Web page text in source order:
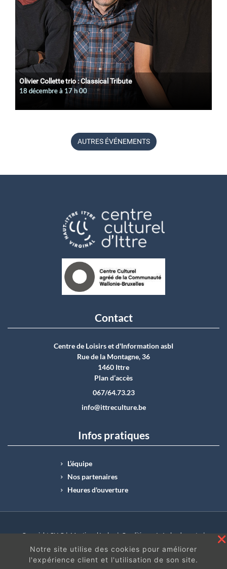
Olivier Collette trio : Classical Tribute
18 décembre à 17 h 00
AUTRES ÉVÉNEMENTS
Contact
Centre de Loisirs et d'Information asbI
Rue de la Montagne, 36
1460 Ittre
Plan d’accès
067/64.73.23
info@ittreculture.be
Infos pratiques
L’équipe
Nos partenaires
Heures d'ouverture
Copyright CLI © | Mentions légales | Conditions générales de vente |
N°Entreprise : BE0414.742.009 |
BE50 0012 6285 4518
Notre site utilise des cookies pour améliorer
l'expérience client et l'utilisation de son site.